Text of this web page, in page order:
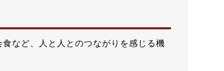
など、人と人とのつながりを感じる機